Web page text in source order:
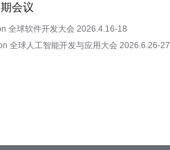
会议
全球软件开发大会 2026.4.16-18
全球人工智能开发与应用大会 2026.6.26-27